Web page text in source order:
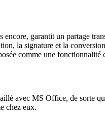
garantit un partage
la signature et la
comme une
avec MS Office, de sorte
chez eux.